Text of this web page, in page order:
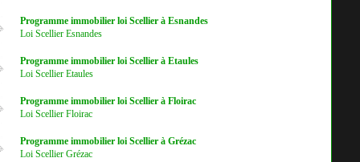
Programme immobilier loi Scellier à Esnandes
Loi Scellier Esnandes
Programme immobilier loi Scellier à Etaules
Loi Scellier Etaules
Programme immobilier loi Scellier à Floirac
Loi Scellier Floirac
Programme immobilier loi Scellier à Grézac
Loi Scellier Grézac